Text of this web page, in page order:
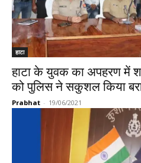
हाटा
हाटा के युवक का अपहरण में
को पुलिस ने सकुशल किया
Prabhat - 19/06/2021